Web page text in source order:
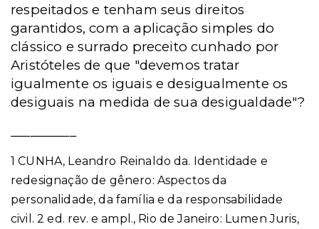
respeitados e tenham seus direitos
garantidos, com a aplicação simples do
clássico e surrado preceito cunhado por
Aristóteles de que "devemos tratar
igualmente os iguais e desigualmente os
desiguais na medida de sua desigualdade"?
1 CUNHA, Leandro Reinaldo da. Identidade e
redesignação de gênero: Aspectos da
personalidade, da família e da responsabilidade
civil. 2 ed. rev. e ampl., Rio de Janeiro: Lumen Juris,